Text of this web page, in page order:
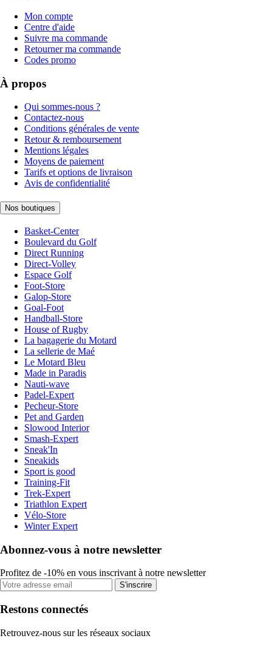
Mon compte
Centre d'aide
Suivre ma commande
Retourner ma commande
Codes promo
À propos
Qui sommes-nous ?
Contactez-nous
Conditions générales de vente
Retour & remboursement
Mentions légales
Moyens de paiement
Tarifs et options de livraison
Avis de confidentialité
Nos boutiques
Basket-Center
Boulevard du Golf
Direct Running
Direct-Volley
Espace Golf
Foot-Store
Galop-Store
Goal-Foot
Handball-Store
House of Rugby
La bagagerie du Motard
La sellerie de Maé
Le Motard Bleu
Made in Paradis
Nauti-wave
Padel-Expert
Pecheur-Store
Pet and Garden
Slowood Interior
Smash-Expert
Sneak'In
Sneakids
Sport is good
Training-Fit
Trek-Expert
Triathlon Expert
Vélo-Store
Winter Expert
Abonnez-vous à notre newsletter
Profitez de -10% en vous inscrivant à notre newsletter
S'inscrire
Restons connectés
Retrouvez-nous sur les réseaux sociaux